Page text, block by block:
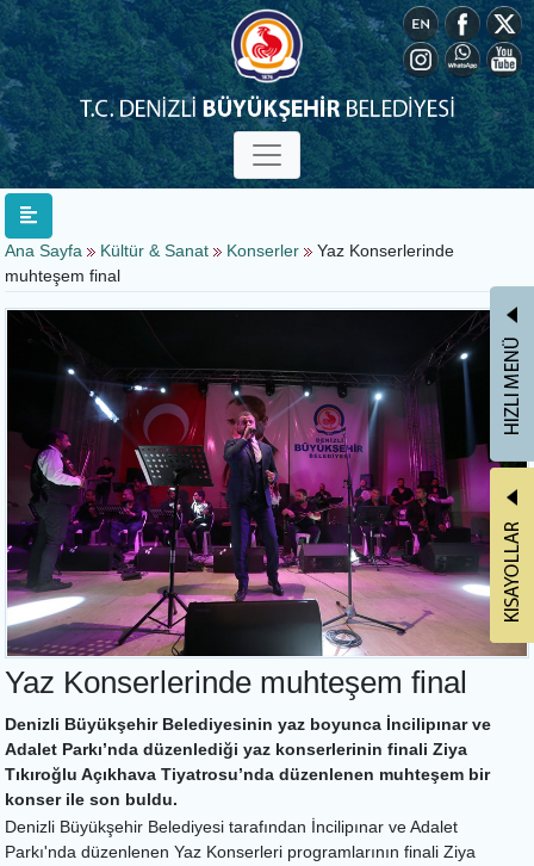
Ana Sayfa Kültür & Sanat Konserler
Yaz Konserlerinde
muhteşem final
Yaz Konserlerinde muhteşem final
Denizli Büyükşehir Belediyesinin yaz boyunca İncilipınar ve
Adalet Parkı’nda düzenlediği yaz konserlerinin finali Ziya
Tıkıroğlu Açıkhava Tiyatrosu’nda düzenlenen muhteşem bir
konser ile son buldu.
Denizli Büyükşehir Belediyesi tarafından İncilipınar ve Adalet
Parkı'nda düzenlenen Yaz Konserleri programlarının finali Ziya